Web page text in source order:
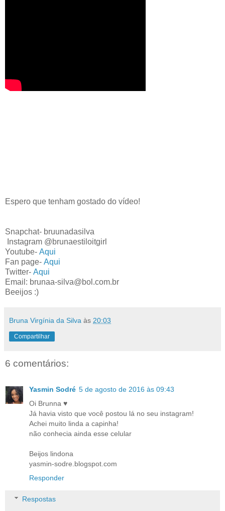
Espero que tenham gostado do vídeo!
Snapchat- bruunadasilva
Instagram @brunaestiloitgirl
Youtube- Aqui
Fan page- Aqui
Twitter- Aqui
Email: brunaa-silva@bol.com.br
Beeijos :)
Bruna Virgínia da Silva às 20:03
Compartilhar
6 comentários:
Yasmin Sodré 5 de agosto de 2016 às 09:43
Oi Brunna ♥
Já havia visto que você postou lá no seu instagram!
Achei muito linda a capinha!
não conhecia ainda esse celular
Beijos lindona
yasmin-sodre.blogspot.com
Responder
Respostas